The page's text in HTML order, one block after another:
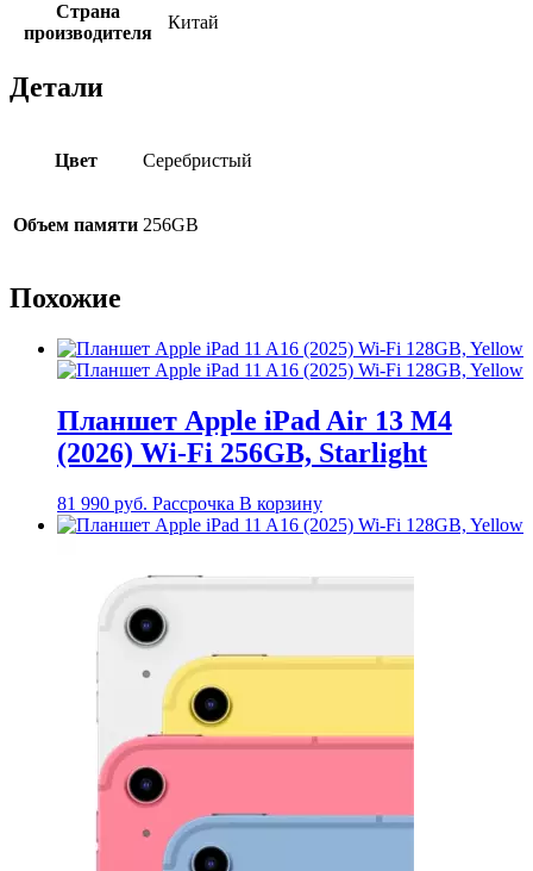
Страна
производителя
Китай
Детали
Цвет Серебристый
Объем памяти 256GB
Похожие
Планшет Apple iPad Air 13 M4
(2026) Wi-Fi 256GB, Starlight
81 990 руб. Рассрочка В корзину